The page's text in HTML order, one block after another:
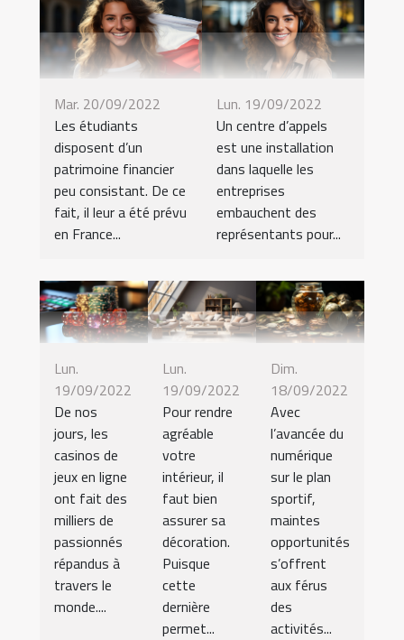
Mar. 20/09/2022
Les étudiants
disposent d’un
patrimoine financier
peu consistant. De ce
fait, il leur a été prévu
en France...
Lun. 19/09/2022
Un centre d’appels
est une installation
dans laquelle les
entreprises
embauchent des
représentants pour...
Lun.
19/09/2022
De nos
jours, les
casinos de
jeux en ligne
ont fait des
milliers de
passionnés
répandus à
travers le
monde....
Lun.
19/09/2022
Pour rendre
agréable
votre
intérieur, il
faut bien
assurer sa
décoration.
Puisque
cette
dernière
permet...
Dim.
18/09/2022
Avec
l’avancée du
numérique
sur le plan
sportif,
maintes
opportunités
s’offrent
aux férus
des
activités...